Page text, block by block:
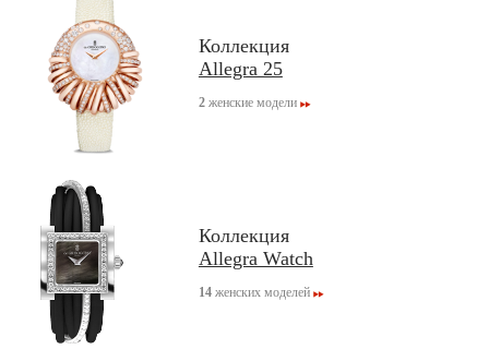
Коллекция
Allegra 25
2женские модели
Коллекция
Allegra Watch
14женских моделей